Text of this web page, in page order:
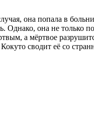
она попала в
Однако, она не только
а мёртвое
сводит её со